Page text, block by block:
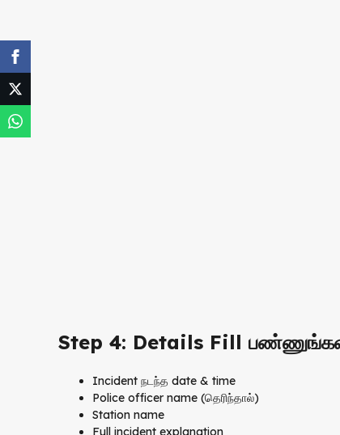
Step 4: Details Fill
Incident நடந்த date & time
Police officer name (தெரிந்தால்)
Station name
Full incident explanation